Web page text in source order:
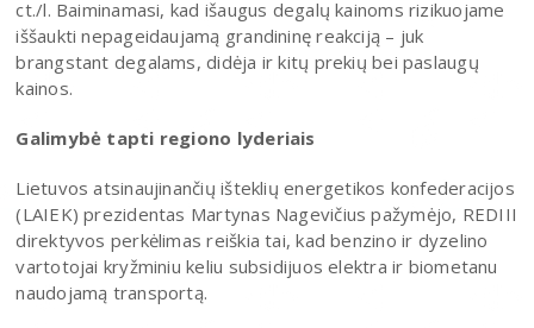
ct./l. Baiminamasi, kad išaugus degalų kainoms rizikuojame
iššaukti nepageidaujamą grandininę reakciją – juk
brangstant degalams, didėja ir kitų prekių bei paslaugų
kainos.
Galimybė tapti regiono lyderiais
Lietuvos atsinaujinančių išteklių energetikos konfederacijos
(LAIEK) prezidentas Martynas Nagevičius pažymėjo, REDIII
direktyvos perkėlimas reiškia tai, kad benzino ir dyzelino
vartotojai kryžminiu keliu subsidijuos elektra ir biometanu
naudojamą transportą.